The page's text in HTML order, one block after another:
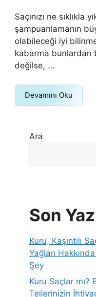
Saçınızı ne sıklıkla
şampuanlamanın
olabileceği iyi
kabarma bunlardan
değilse, …
Devamını Oku
Ara
Son
Kuru, Kaşıntılı
Yağları
Şey
Kuru Saçlar mı?
Tellerinizin